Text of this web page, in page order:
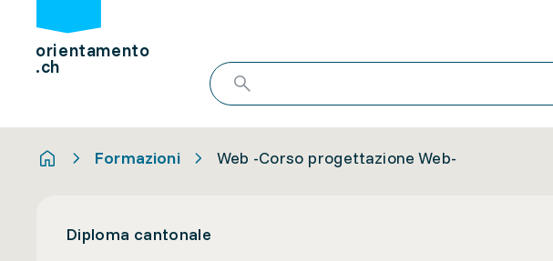
orientamento
.ch
Formazioni Web -Corso progettazione Web-
Diploma cantonale